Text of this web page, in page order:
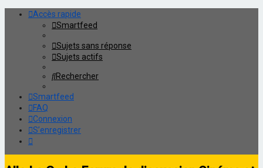
Accès rapide
Smartfeed
Sujets sans réponse
Sujets actifs
Rechercher
Smartfeed
FAQ
Connexion
S’enregistrer